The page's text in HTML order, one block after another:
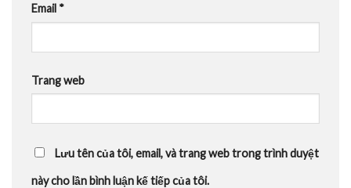
Email *
Trang web
Lưu tên của tôi, email, và trang web trong trình duyệt
này cho lần bình luận kế tiếp của tôi.